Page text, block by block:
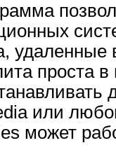
удаленные
проста в
или
может